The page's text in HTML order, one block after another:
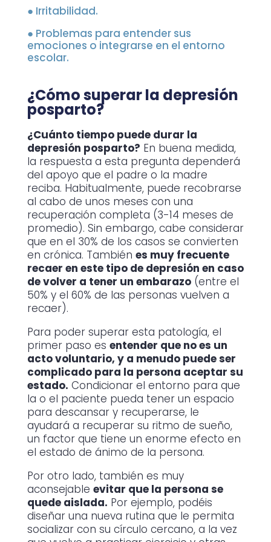
● Irritabilidad.
● Problemas para entender sus
emociones o integrarse en el entorno
escolar.
¿Cómo superar la depresión
posparto?
¿Cuánto tiempo puede durar la
depresión posparto? En buena medida,
la respuesta a esta pregunta dependerá
del apoyo que el padre o la madre
reciba. Habitualmente, puede recobrarse
al cabo de unos meses con una
recuperación completa (3-14 meses de
promedio). Sin embargo, cabe considerar
que en el 30% de los casos se convierten
en crónica. También es muy frecuente
recaer en este tipo de depresión en caso
de volver a tener un embarazo(entre el
50% y el 60% de las personas vuelven a
recaer).
Para poder superar esta patología, el
primer paso es entender que no es un
acto voluntario, y a menudo puede ser
complicado para la persona aceptar su
estado. Condicionar el entorno para que
la o el paciente pueda tener un espacio
para descansar y recuperarse, le
ayudará a recuperar su ritmo de sueño,
un factor que tiene un enorme efecto en
el estado de ánimo de la persona.
Por otro lado, también es muy
aconsejable evitar que la persona se
quede aislada. Por ejemplo, podéis
diseñar una nueva rutina que le permita
socializar con su círculo cercano, a la vez